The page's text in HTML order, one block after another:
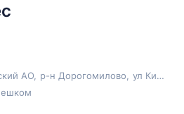
АО р-н Дорогомилово
ул Киевская